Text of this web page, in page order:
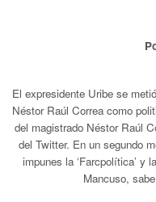
El expresidente Uribe se
Néstor Raúl Correa como
del magistrado Néstor Raúl
del Twitter. En un segundo
impunes la ‘Farcpolítica’ y
Mancuso,